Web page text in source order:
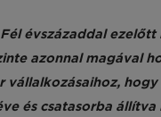
évszázaddal
azonnal magával
hogy
és csatasorba